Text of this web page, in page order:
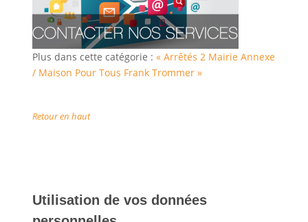
Plus dans cette catégorie : « Arrêtés 2 Mairie Annexe
/ Maison Pour Tous Frank Trommer »
Retour en haut
Utilisation de vos données